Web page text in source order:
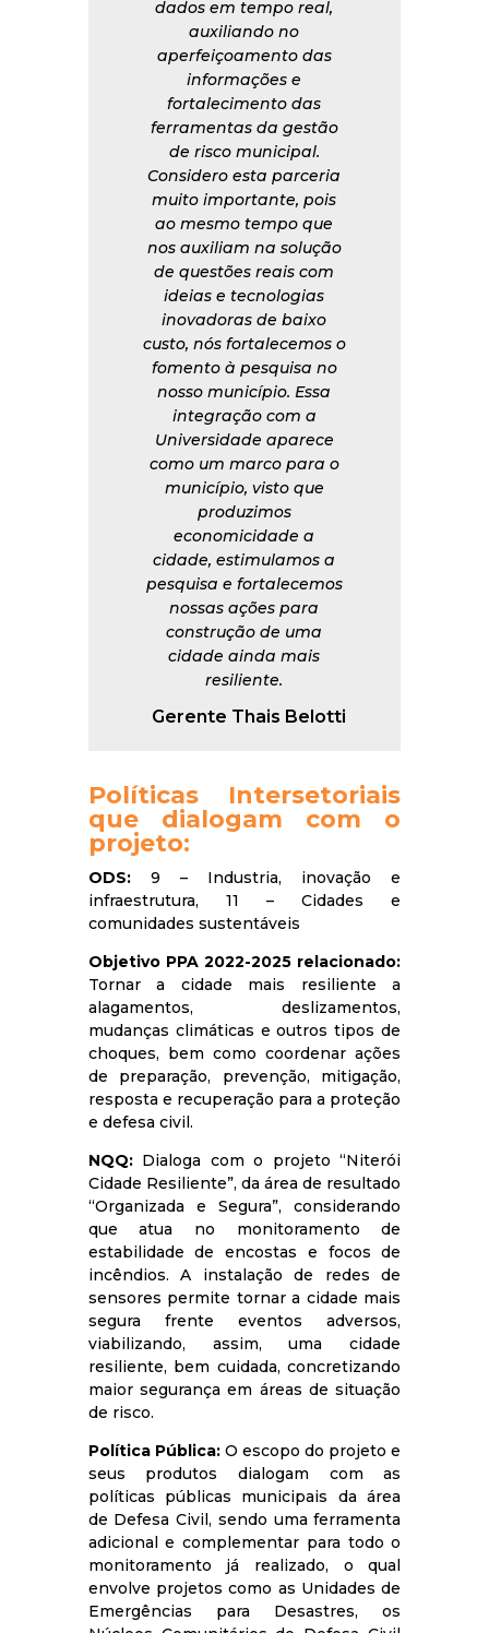
dados em tempo real,
auxiliando no
aperfeiçoamento das
informações e
fortalecimento das
ferramentas da gestão
de risco municipal.
Considero esta parceria
muito importante, pois
ao mesmo tempo que
nos auxiliam na solução
de questões reais com
ideias e tecnologias
inovadoras de baixo
custo, nós fortalecemos o
fomento à pesquisa no
nosso município. Essa
integração com a
Universidade aparece
como um marco para o
município, visto que
produzimos
economicidade a
cidade, estimulamos a
pesquisa e fortalecemos
nossas ações para
construção de uma
cidade ainda mais
resiliente.
Gerente Thais Belotti
Políticas Intersetoriais
que dialogam com o
projeto:
ODS:9 – Industria, inovação e
infraestrutura, 11 – Cidades e
comunidades sustentáveis
Objetivo PPA 2022-2025 relacionado:
Tornar a cidade mais resiliente a
alagamentos, deslizamentos,
mudanças climáticas e outros tipos de
choques, bem como coordenar ações
de preparação, prevenção, mitigação,
resposta e recuperação para a proteção
e defesa civil.
NQQ:Dialoga com o projeto “Niterói
Cidade Resiliente”, da área de resultado
“Organizada e Segura”, considerando
que atua no monitoramento de
estabilidade de encostas e focos de
incêndios. A instalação de redes de
sensores permite tornar a cidade mais
segura frente eventos adversos,
viabilizando, assim, uma cidade
resiliente, bem cuidada, concretizando
maior segurança em áreas de situação
de risco.
Política Pública:O escopo do projeto e
seus produtos dialogam com as
políticas públicas municipais da área
de Defesa Civil, sendo uma ferramenta
adicional e complementar para todo o
monitoramento já realizado, o qual
envolve projetos como as Unidades de
Emergências para Desastres, os